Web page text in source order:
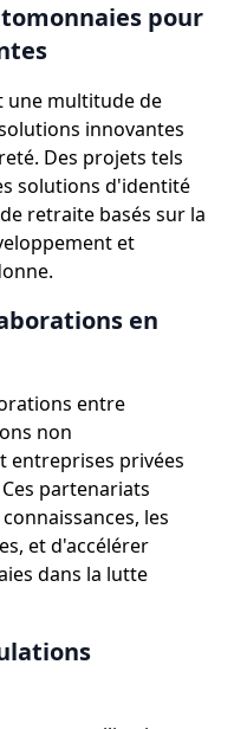
pour
une multitude de
innovantes
Des projets tels
solutions d'identité
retraite basés sur la
et
en
entre
non
entreprises privées
partenariats
les
et d'accélérer
dans la lutte